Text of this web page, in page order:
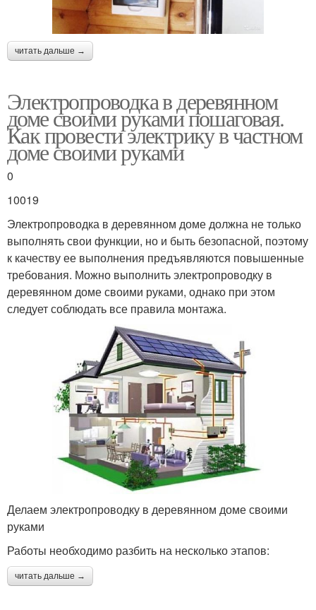
читать дальше →
Электропроводка в деревянном
доме своими руками пошаговая.
Как провести электрику в частном
доме своими руками
0
10019
Электропроводка в деревянном доме должна не только
выполнять свои функции, но и быть безопасной, поэтому
к качеству ее выполнения предъявляются повышенные
требования. Можно выполнить электропроводку в
деревянном доме своими руками, однако при этом
следует соблюдать все правила монтажа.
Делаем электропроводку в деревянном доме своими
руками
Работы необходимо разбить на несколько этапов:
читать дальше →